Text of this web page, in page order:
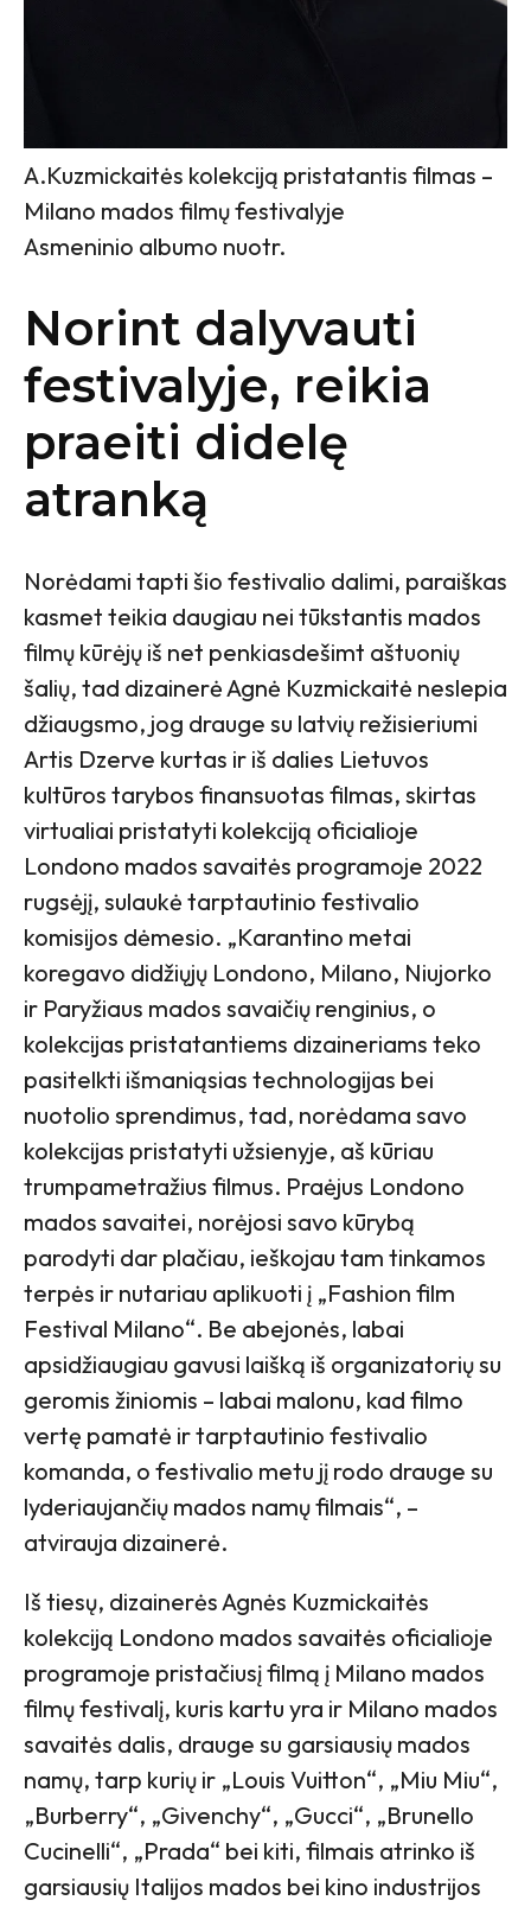
A.Kuzmickaitės kolekciją pristatantis filmas –
Milano mados filmų festivalyje
Asmeninio albumo nuotr.
Norint dalyvauti
festivalyje, reikia
praeiti didelę
atranką
Norėdami tapti šio festivalio dalimi, paraiškas
kasmet teikia daugiau nei tūkstantis mados
filmų kūrėjų iš net penkiasdešimt aštuonių
šalių, tad dizainerė Agnė Kuzmickaitė neslepia
džiaugsmo, jog drauge su latvių režisieriumi
Artis Dzerve kurtas ir iš dalies Lietuvos
kultūros tarybos finansuotas filmas, skirtas
virtualiai pristatyti kolekciją oficialioje
Londono mados savaitės programoje 2022
rugsėjį, sulaukė tarptautinio festivalio
komisijos dėmesio. „Karantino metai
koregavo didžiųjų Londono, Milano, Niujorko
ir Paryžiaus mados savaičių renginius, o
kolekcijas pristatantiems dizaineriams teko
pasitelkti išmaniąsias technologijas bei
nuotolio sprendimus, tad, norėdama savo
kolekcijas pristatyti užsienyje, aš kūriau
trumpametražius filmus. Praėjus Londono
mados savaitei, norėjosi savo kūrybą
parodyti dar plačiau, ieškojau tam tinkamos
terpės ir nutariau aplikuoti į „Fashion film
Festival Milano“. Be abejonės, labai
apsidžiaugiau gavusi laišką iš organizatorių su
geromis žiniomis – labai malonu, kad filmo
vertę pamatė ir tarptautinio festivalio
komanda, o festivalio metu jį rodo drauge su
lyderiaujančių mados namų filmais“, –
atvirauja dizainerė.
Iš tiesų, dizainerės Agnės Kuzmickaitės
kolekciją Londono mados savaitės oficialioje
programoje pristačiusį filmą į Milano mados
filmų festivalį, kuris kartu yra ir Milano mados
savaitės dalis, drauge su garsiausių mados
namų, tarp kurių ir „Louis Vuitton“, „Miu Miu“,
„Burberry“, „Givenchy“, „Gucci“, „Brunello
Cucinelli“, „Prada“ bei kiti, filmais atrinko iš
garsiausių Italijos mados bei kino industrijos